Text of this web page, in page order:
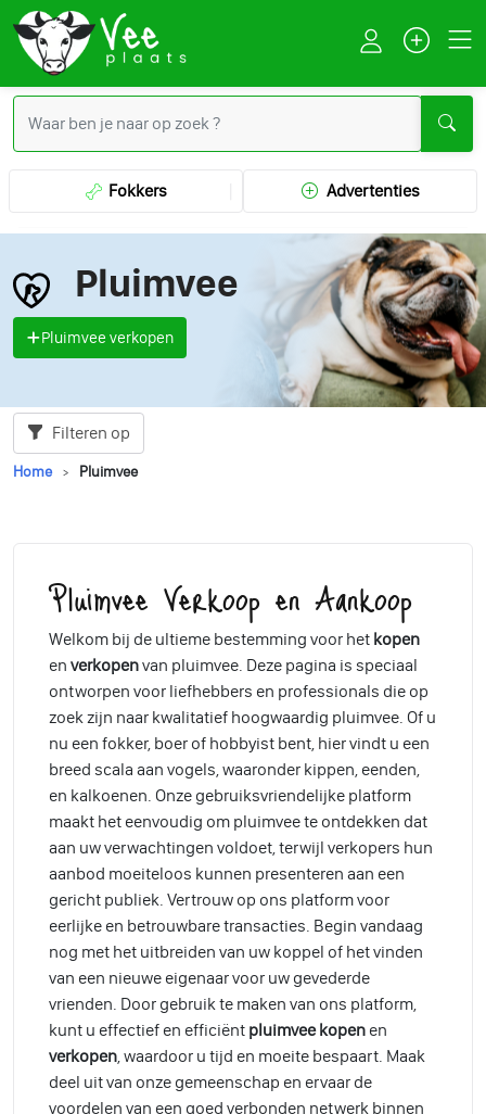
Fokkers Advertenties
Pluimvee
Pluimvee verkopen
Filteren op
Home Pluimvee
Pluimvee Verkoop en Aankoop
Welkom bij de ultieme bestemming voor het kopen
en verkopenvan pluimvee. Deze pagina is speciaal
ontworpen voor liefhebbers en professionals die op
zoek zijn naar kwalitatief hoogwaardig pluimvee. Of u
nu een fokker, boer of hobbyist bent, hier vindt u een
breed scala aan vogels, waaronder kippen, eenden,
en kalkoenen. Onze gebruiksvriendelijke platform
maakt het eenvoudig om pluimvee te ontdekken dat
aan uw verwachtingen voldoet, terwijl verkopers hun
aanbod moeiteloos kunnen presenteren aan een
gericht publiek. Vertrouw op ons platform voor
eerlijke en betrouwbare transacties. Begin vandaag
nog met het uitbreiden van uw koppel of het vinden
van een nieuwe eigenaar voor uw gevederde
vrienden. Door gebruik te maken van ons platform,
kunt u effectief en efficiënt pluimvee kopen en
verkopen, waardoor u tijd en moeite bespaart. Maak
deel uit van onze gemeenschap en ervaar de
voordelen van een goed verbonden netwerk binnen